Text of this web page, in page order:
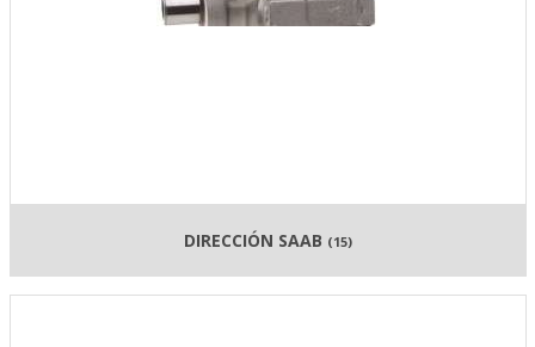
DIRECCIÓN SAAB (15)